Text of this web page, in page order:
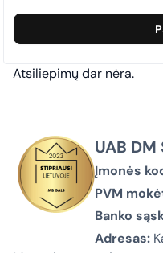
Atsiliepimų dar nėra.
UAB
Įmonės
PVM
Banko
Adresas: